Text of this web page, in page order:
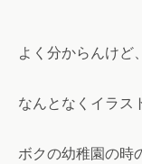
よく分からんけど
なんとなくイラス
ボクの幼稚園の時